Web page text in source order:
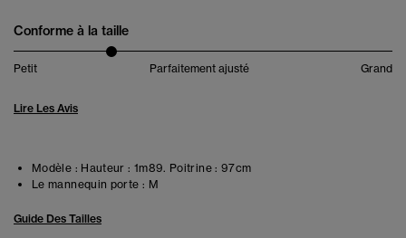
Conforme à la taille
Petit Parfaitement ajusté Grand
Lire Les Avis
Modèle : Hauteur : 1m89. Poitrine : 97cm
Le mannequin porte : M
Guide Des Tailles